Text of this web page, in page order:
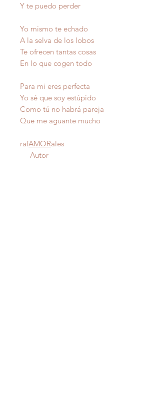
Y te puedo perder
Yo mismo te echado
A la selva de los lobos
Te ofrecen tantas cosas
En lo que cogen todo
Para mi eres perfecta
Yo sé que soy estúpido
Como tú no habrá pareja
Que me aguante mucho
rafAMORales
Autor